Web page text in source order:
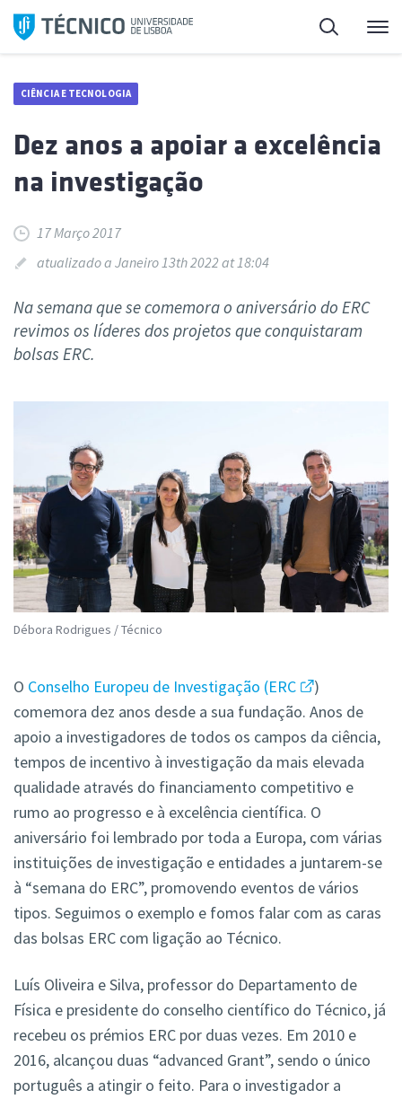
Saltar
para
Pesquisa
CIÊNCIA E TECNOLOGIA
Dez anos a apoiar a excelência
na investigação
17 Março 2017
atualizado a Janeiro 13th 2022 at 18:04
Na semana que se comemora o aniversário do ERC
revimos os líderes dos projetos que conquistaram
bolsas ERC.
Débora Rodrigues / Técnico
O Conselho Europeu de Investigação (ERC
)
comemora dez anos desde a sua fundação. Anos de
apoio a investigadores de todos os campos da ciência,
tempos de incentivo à investigação da mais elevada
qualidade através do financiamento competitivo e
rumo ao progresso e à excelência científica. O
aniversário foi lembrado por toda a Europa, com várias
instituições de investigação e entidades a juntarem-se
à “semana do ERC”, promovendo eventos de vários
tipos. Seguimos o exemplo e fomos falar com as caras
das bolsas ERC com ligação ao Técnico.
Luís Oliveira e Silva, professor do Departamento de
Física e presidente do conselho científico do Técnico, já
recebeu os prémios ERC por duas vezes. Em 2010 e
2016, alcançou duas “advanced Grant”, sendo o único
português a atingir o feito. Para o investigador a